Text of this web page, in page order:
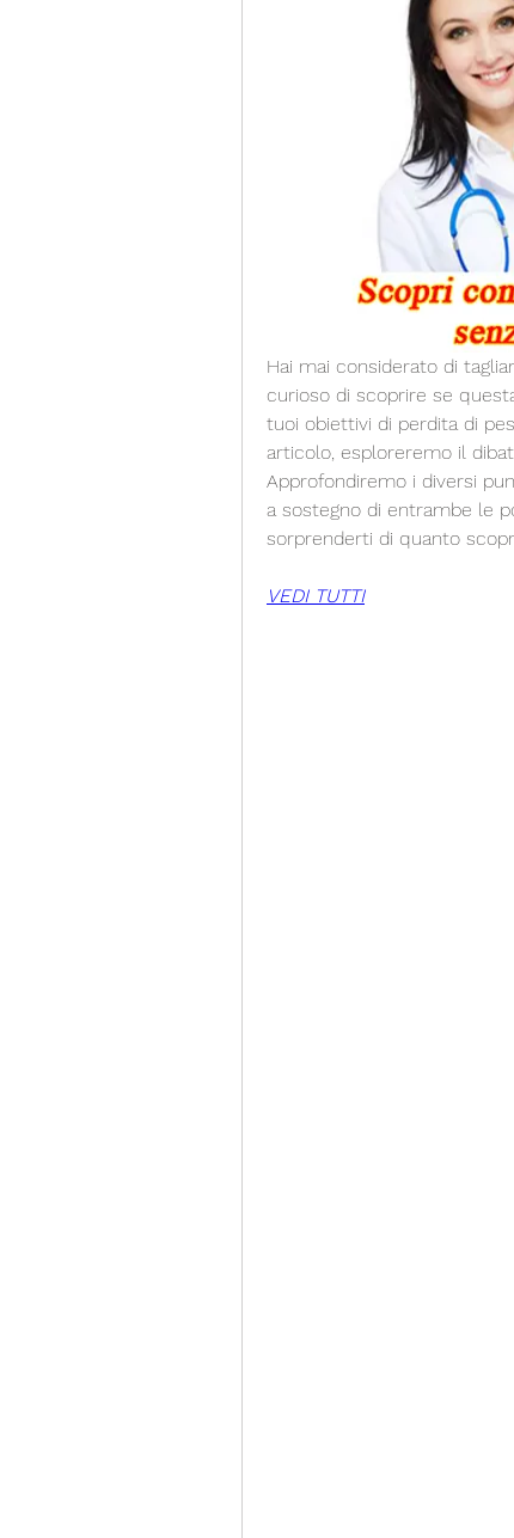
Hai mai considerato di
curioso di scoprire se
tuoi obiettivi di perdita di
articolo, esploreremo il
Approfondiremo i diversi
a sostegno di entrambe le
sorprenderti di quanto
VEDI TUTTI